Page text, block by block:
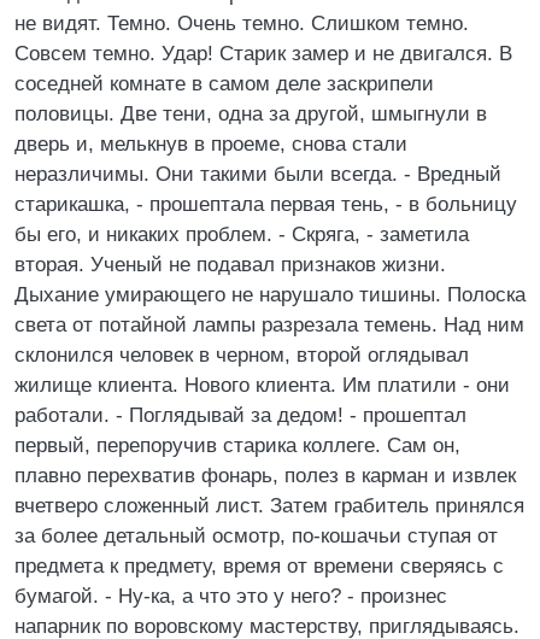
не видят. Темно. Очень темно. Слишком темно.
Совсем темно. Удар! Старик замер и не двигался. В
соседней комнате в самом деле заскрипели
половицы. Две тени, одна за другой, шмыгнули в
дверь и, мелькнув в проеме, снова стали
неразличимы. Они такими были всегда. - Вредный
старикашка, - прошептала первая тень, - в больницу
бы его, и никаких проблем. - Скряга, - заметила
вторая. Ученый не подавал признаков жизни.
Дыхание умирающего не нарушало тишины. Полоска
света от потайной лампы разрезала темень. Над ним
склонился человек в черном, второй оглядывал
жилище клиента. Нового клиента. Им платили - они
работали. - Поглядывай за дедом! - прошептал
первый, перепоручив старика коллеге. Сам он,
плавно перехватив фонарь, полез в карман и извлек
вчетверо сложенный лист. Затем грабитель принялся
за более детальный осмотр, по-кошачьи ступая от
предмета к предмету, время от времени сверяясь с
бумагой. - Ну-ка, а что это у него? - произнес
напарник по воровскому мастерству, приглядываясь.